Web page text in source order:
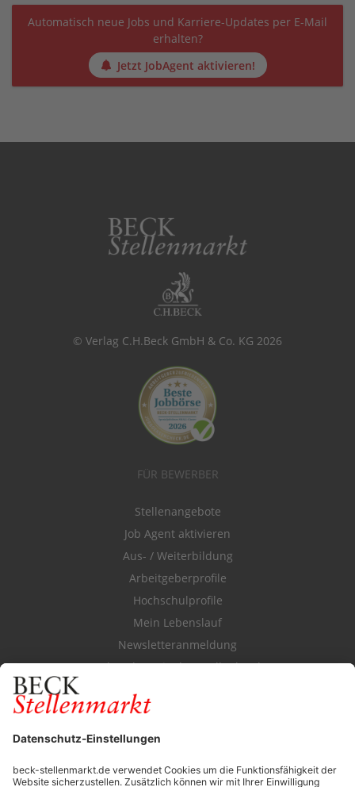
Automatisch neue Jobs und Karriere-Updates per E-Mail
erhalten?
Jetzt JobAgent aktivieren!
© Verlag C.H.Beck GmbH & Co. KG 2026
FÜR BEWERBER
Stellenangebote
Job Agent aktivieren
Aus- / Weiterbildung
Arbeitgeberprofile
Hochschulprofile
Mein Lebenslauf
Newsletteranmeldung
Durchsuchen Sie den Stellenkatalog
FÜR ARBEITGEBER
Stellenmarktpreise
Anzeigen-AGB